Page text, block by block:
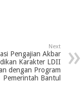
Next
Pengajian Akbar
Karakter LDII
dengan Program
Pemerintah Bantul